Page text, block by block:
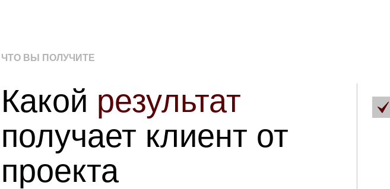
ЧТО ВЫ ПОЛУЧИТЕ
Какой результат
получает клиент от
проекта